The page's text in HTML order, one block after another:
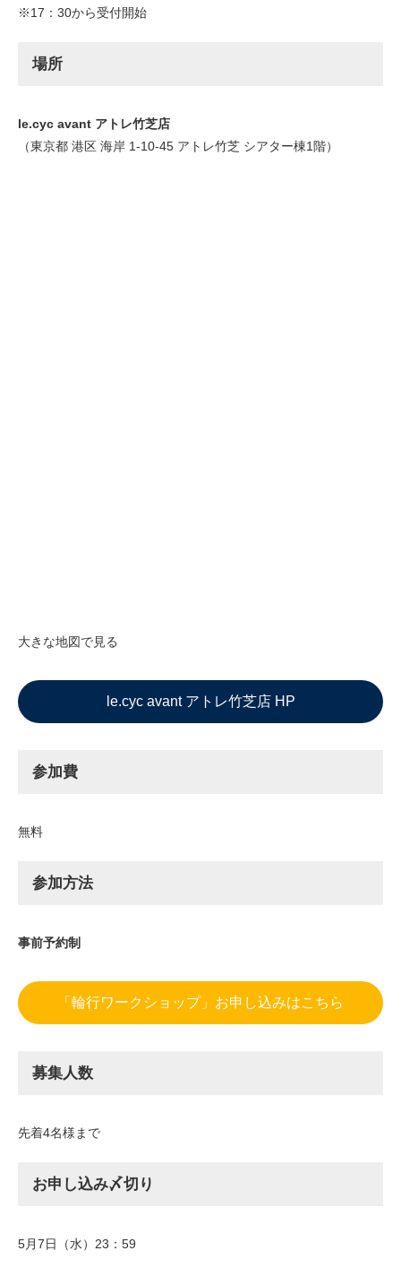
※17：30から受付開始
場所
le.cyc avant アトレ竹芝店
（東京都 港区 海岸 1-10-45 アトレ竹芝 シアター棟1階）
大きな地図で見る
le.cyc avant アトレ竹芝店 HP
参加費
無料
参加方法
事前予約制
「輪行ワークショップ」お申し込みはこちら
募集人数
先着4名様まで
お申し込み〆切り
5月7日（水）23：59